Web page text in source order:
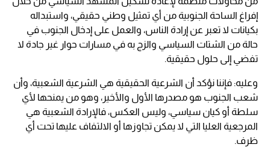
إفراغ الساحة الجنوبية من أي تمثيل وطني حقيقي، واستبداله
بكيانات لا تعبر عن إرادة الناس، والعمل على إدخال الجنوب في
حالة من الشتات السياسي والزج به في مسارات حوار غير جادة لا
تفضي إلى حلول حقيقية.
وعليه: فإننا نؤكد أن الشرعية الحقيقية هي الشرعية الشعبية، وأن
شعب الجنوب هو مصدرها الأول والأخير، وهو من يمنحها لأي
سلطة أو كيان سياسي، وليس العكس، فالإرادة الشعبية هي
المرجعية العليا التي لا يمكن تجاوزها أو الالتفاف عليها تحت أي
ظرف.